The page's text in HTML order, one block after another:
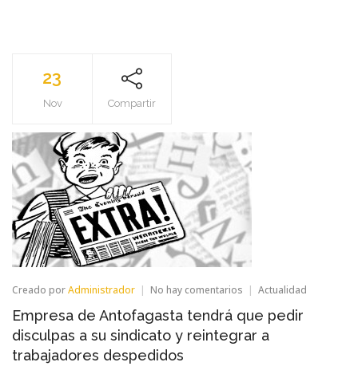
23
Nov Compartir
Creado porAdministrador No hay comentarios en
de
Antofagasta
tendrá
Actualidad
Empresa de Antofagasta tendrá que pedir
disculpas a su sindicato y reintegrar a
trabajadores despedidos